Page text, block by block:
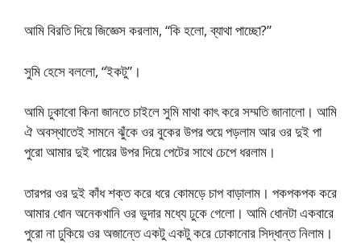
আমি বিরতি দিয়ে জিজ্ঞেস করলাম, “কি হলো, ব্যাথা পাচ্ছো?”
সুমি হেসে বললো, “ইকটু”।
আমি ঢুকাবো কিনা জানতে চাইলে সুমি মাথা কাৎ করে সম্মতি জানালো। আমি
ঐ অবস্থাতেই সামনে ঝুঁকে ওর বুকের উপর শুয়ে পড়লাম আর ওর দুই পা
পুরো আমার দুই পায়ের উপর দিয়ে পেটের সাথে চেপে ধরলাম।
তারপর ওর দুই কাঁধ শক্ত করে ধরে কোমড়ে চাপ বাড়ালাম। পকপকপক করে
আমার ধোন অনেকখানি ওর ভুদার মধ্যে ঢুকে গেলো। আমি ধোনটা একবারে
পুরো না ঢুকিয়ে ওর অজান্তে একটু একটু করে ঢোকানোর সিদ্ধান্ত নিলাম।